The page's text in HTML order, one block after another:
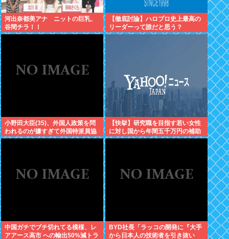
河出奈都美アナ ニットの巨乳、
谷間チラ！！
【徹底討論】ハロプロ史上最高の
リーダーって誰だと思う？
小野田大臣(35)、外国人政策を問
われるのが嫌すぎて外国特派員協
会の招待を連続拒否www
【快挙】研究職を目指す若い女性
に対し国から年間五千万円の補助
金支給を決定！世界一位の男尊女
中国ガチでブチ切れてる模様、レ
アアース高市 への輸出50%減トラ
BYD社長「ラッコの開発に『大手
から日本人の技術者を引き抜い